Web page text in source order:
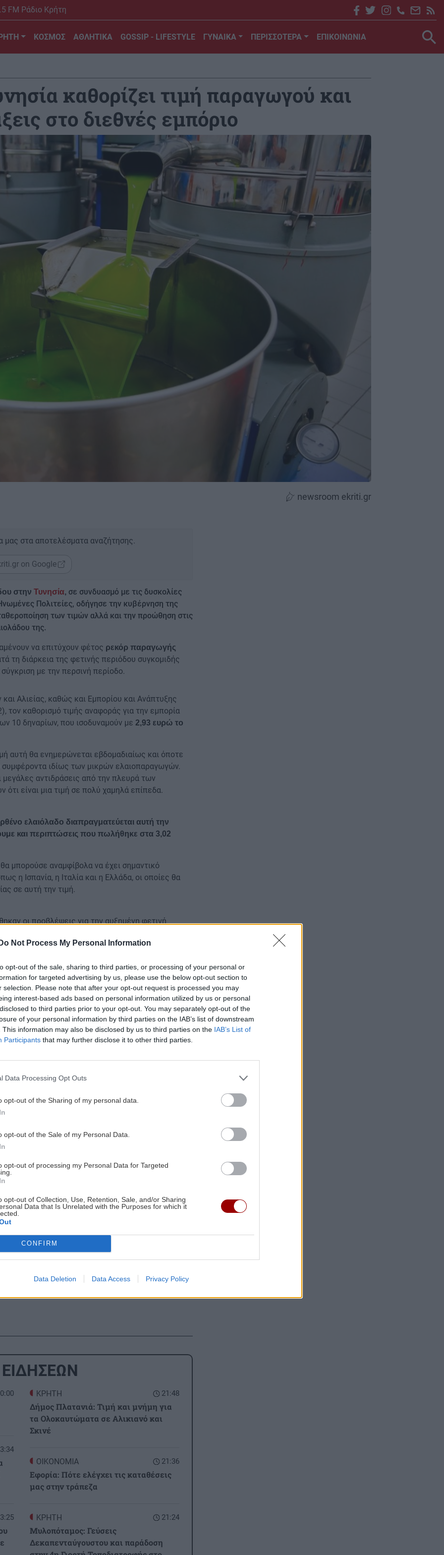
Do Not Process My Personal Information
opt-out of the sale, sharing to third parties, or processing of your personal or
for targeted advertising by us, please use the below opt-out section to
selection. Please note that after your opt-out request is processed you may
interest-based ads based on personal information utilized by us or personal
to third parties prior to your opt-out. You may separately opt-out of the
of your personal information by third parties on the IAB’s list of downstream
This information may also be disclosed by us to third parties on the IAB’s List of
Participants that may further disclose it to other third parties.
Data Processing Opt Outs
opt-out of the Sharing of my personal data.
opt-out of the Sale of my Personal Data.
opt-out of processing my Personal Data for Targeted
opt-out of Collection, Use, Retention, Sale, and/or Sharing
Data that Is Unrelated with the Purposes for which it
CONFIRM
Data Deletion Data Access Privacy Policy
FM Ράδιο Κρήτη
ΚΟΣΜΟΣ ΑΘΛΗΤΙΚΑ GOSSIP - LIFESTYLE ΓΥΝΑΙΚΑ ΠΕΡΙΣΣΟΤΕΡΑ ΕΠΙΚΟΙΝΩΝΙΑ
καθορίζει τιμή παραγωγού και
στο διεθνές εμπόριο
newsroom ekriti.gr
μας στα αποτελέσματα αναζήτησης.
on Google
στην Τυνησία, σε συνδυασμό με τις δυσκολίες
Πολιτείες, οδήγησε την κυβέρνηση της
των τιμών αλλά και την προώθηση στις
της.
να επιτύχουν φέτος ρεκόρ παραγωγής
τη διάρκεια της φετινής περιόδου συγκομιδής
με την περσινή περίοδο.
Αλιείας, καθώς και Εμπορίου και Ανάπτυξης
τον καθορισμό τιμής αναφοράς για την εμπορία
10 δηναρίων, που ισοδυναμούν με 2,93 ευρώ το
αυτή θα ενημερώνεται εβδομαδιαίως και όποτε
συμφέροντα ιδίως των μικρών ελαιοπαραγωγών.
αντιδράσεις από την πλευρά των
είναι μια τιμή σε πολύ χαμηλά επίπεδα.
ελαιόλαδο διαπραγματεύεται αυτή την
και περιπτώσεις που πωλήθηκε στα 3,02
θα μπορούσε αναμφίβολα να έχει σημαντικό
η Ισπανία, η Ιταλία και η Ελλάδα, οι οποίες θα
σε αυτή την τιμή.
οι προβλέψεις για την αυξημένη φετινή
κατέγραψε απότομη πτώση (Σεπτέμβριο
επίπεδα, φτάνοντας τα 9,28 δηνάρια ανά κιλό
(περίπου 5,27 ευρώ) που ήταν τον ίδιο μήνα
Παρατηρητηρίου της χώρας, οι εξαγωγές
χιλιάδες τόνους κατά τους πρώτους έντεκα
2024 έως Σεπτέμβριο 2025), σε σύγκριση με
της προηγούμενης σεζόν, σημειώνοντας αύξηση
διατέθηκε για το συγκεκριμένο διάστημα στο
των συνολικών εξαγωγών, ενώ το συσκευασμένο
13,9%, σε σχέση με την περίοδο 2023-2024.
τα έσοδα από τις εξαγωγές κατέγραψαν
το τέλος Σεπτεμβρίου 2025, τα έσοδα ανήλθαν
δισεκατομμύρια ευρώ), σε σύγκριση με 5,024
ευρώ) κατά την ίδια περίοδο της
μείωση κατά 28,4%.
τυνησιακού ελαιολάδου με μερίδιο 26,7%,
τις Ηνωμένες Πολιτείες με 19,3%.
στα 38 του χρόνια ανήμερα Χριστουγέννων
την επομένη των Χριστουγέννων που
21:48
ΚΡΗΤΗ
Δήμος Πλατανιά: Τιμή και μνήμη για
τα Ολοκαυτώματα σε Αλικιανό και
Σκινέ
21:36
ΟΙΚΟΝΟΜΙΑ
Εφορία: Πότε ελέγχει τις καταθέσεις
μας στην τράπεζα
21:24
ΚΡΗΤΗ
Μυλοπόταμος: Γεύσεις
Δεκαπενταύγουστου και παράδοση